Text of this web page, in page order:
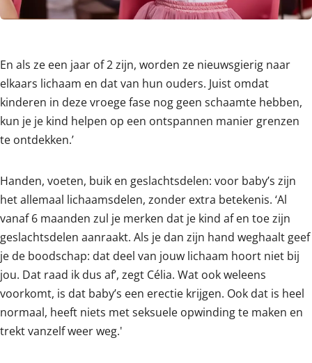
En als ze een jaar of 2 zijn, worden ze nieuwsgierig naar
elkaars lichaam en dat van hun ouders. Juist omdat
kinderen in deze vroege fase nog geen schaamte hebben,
kun je je kind helpen op een ontspannen manier grenzen
te ontdekken.’
Handen, voeten, buik en geslachtsdelen: voor baby’s zijn
het allemaal lichaamsdelen, zonder extra betekenis. ‘Al
vanaf 6 maanden zul je merken dat je kind af en toe zijn
geslachtsdelen aanraakt. Als je dan zijn hand weghaalt geef
je de boodschap: dat deel van jouw lichaam hoort niet bij
jou. Dat raad ik dus af’, zegt Célia. Wat ook weleens
voorkomt, is dat baby’s een erectie krijgen. Ook dat is heel
normaal, heeft niets met seksuele opwinding te maken en
trekt vanzelf weer weg.'